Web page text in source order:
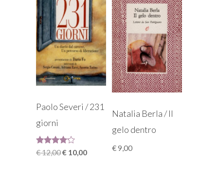
Paolo Severi / 231
giorni
Valutato
€12,00Il
€ 10,00Il
Natalia Berla / Il
gelo dentro
€9,00